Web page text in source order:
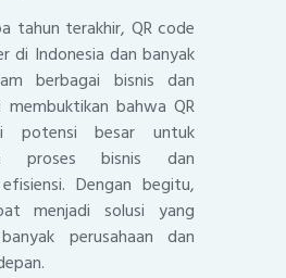
tahun terakhir, QR code
di Indonesia dan banyak
berbagai bisnis dan
bahwa QR
potensi besar untuk
proses bisnis dan
Dengan begitu,
menjadi solusi yang
perusahaan dan